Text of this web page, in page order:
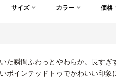
サイズ カラー 価格
た瞬間ふわっとやわらか。長すぎ
ポインテッドトゥでかわいい印象